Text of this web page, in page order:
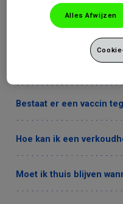
Mijn kind heeft een
Bestaat er een vaccin
Hoe kan ik een
Moet ik thuis blijven
Alles Afwijzen